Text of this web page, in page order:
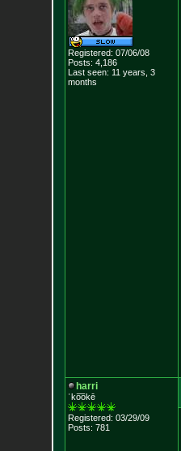
Registered: 07/06/08
Posts: 4,186
Last seen: 11 years, 3
months
harri
ˈko͞okē
Registered: 03/29/09
Posts: 781